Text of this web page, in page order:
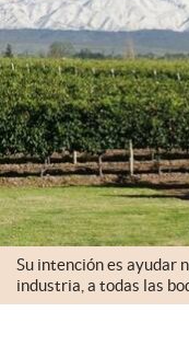
Su intención es ayudar
industria, a todas las